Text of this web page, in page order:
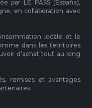
par LE PASS (España),
en collaboration avec
locale et le
dans les territoires
d’achat tout au long
remises et avantages